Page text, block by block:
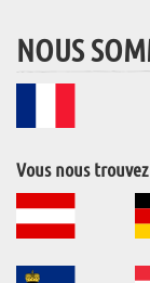
NOUS
Vous nous